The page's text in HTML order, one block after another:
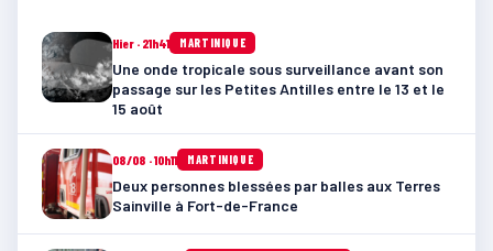
Hier · 21h41 MARTINIQUE
Une onde tropicale sous surveillance avant son
passage sur les Petites Antilles entre le 13 et le
15 août
08/08 · 10h11 MARTINIQUE
Deux personnes blessées par balles aux Terres
Sainville à Fort-de-France